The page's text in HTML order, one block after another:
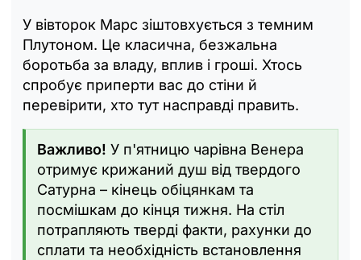
У вівторок Марс зіштовхується з темним
Плутоном. Це класична, безжальна
боротьба за владу, вплив і гроші. Хтось
спробує приперти вас до стіни й
перевірити, хто тут насправді править.
Важливо! У п'ятницю чарівна Венера
отримує крижаний душ від твердого
Сатурна – кінець обіцянкам та
посмішкам до кінця тижня. На стіл
потрапляють тверді факти, рахунки до
сплати та необхідність встановлення